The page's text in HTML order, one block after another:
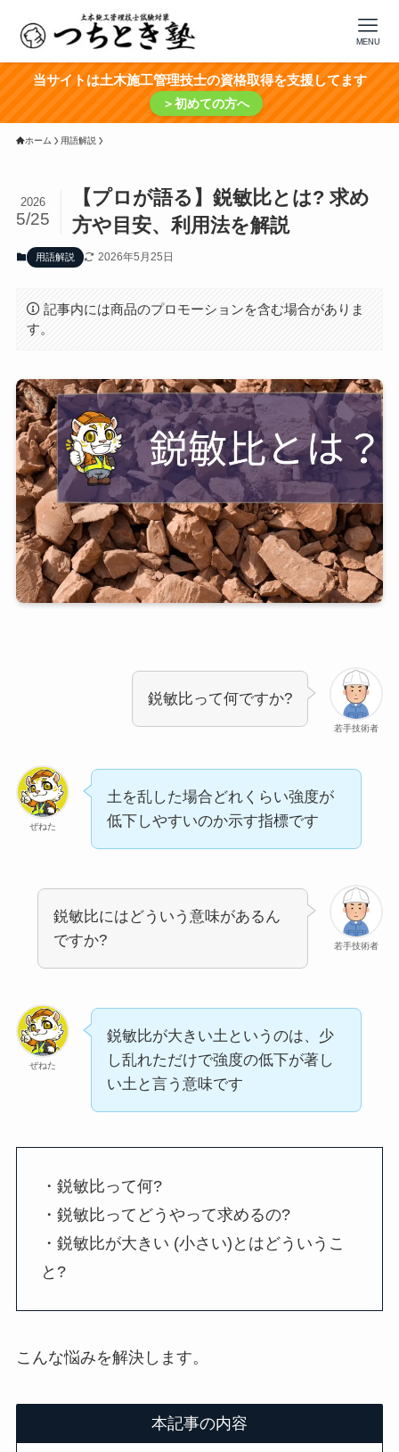
MENU
当サイトは土木施工管理技士の資格取得を支援してます
＞初めての方へ
ホーム 用語解説
【プロが語る】鋭敏比とは? 求め
方や目安、利用法を解説
2026
5/25
用語解説 2026年5月25日
記事内には商品のプロモーションを含む場合がありま
す。
若手技術者
鋭敏比って何ですか?
ぜねた
土を乱した場合どれくらい強度が
低下しやすいのか示す指標です
若手技術者
鋭敏比にはどういう意味があるん
ですか?
ぜねた
鋭敏比が大きい土というのは、少
し乱れただけで強度の低下が著し
い土と言う意味です
・鋭敏比って何?
・鋭敏比ってどうやって求めるの?
・鋭敏比が大きい (小さい)とはどういうこ
と?
こんな悩みを解決します。
本記事の内容